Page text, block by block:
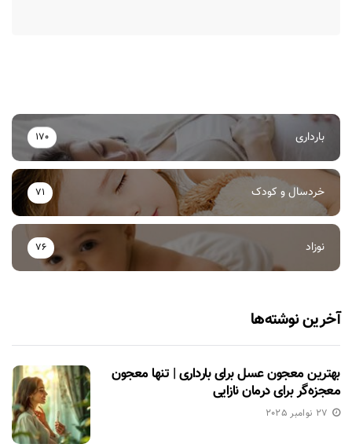
بارداری 170
خردسال و کودک 71
نوزاد 76
آخرین نوشته‌ها
بهترین معجون عسل برای بارداری | تنها معجون
معجزه‌گر برای درمان نازایی
27 نوامبر 2025